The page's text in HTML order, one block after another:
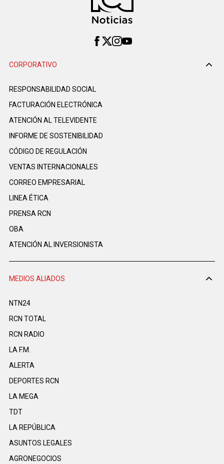
CORPORATIVO
RESPONSABILIDAD SOCIAL
FACTURACIÓN ELECTRÓNICA
ATENCIÓN AL TELEVIDENTE
INFORME DE SOSTENIBILIDAD
CÓDIGO DE REGULACIÓN
VENTAS INTERNACIONALES
CORREO EMPRESARIAL
LINEA ÉTICA
PRENSA RCN
OBA
ATENCIÓN AL INVERSIONISTA
MEDIOS ALIADOS
NTN24
RCN TOTAL
RCN RADIO
LA F.M.
ALERTA
DEPORTES RCN
LA MEGA
TDT
LA REPÚBLICA
ASUNTOS LEGALES
AGRONEGOCIOS